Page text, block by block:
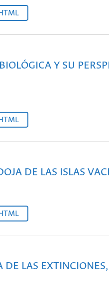
HTML
Y SU
HTML
DE LAS ISLAS
HTML
DE LAS EXTINCIONES,